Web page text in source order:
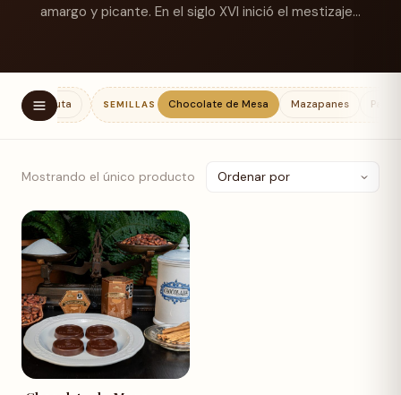
amargo y picante. En el siglo XVI inició el mestizaje…
Rollo de fruta SEMILLAS Chocolate de Mesa Mazapanes
Mostrando el único producto